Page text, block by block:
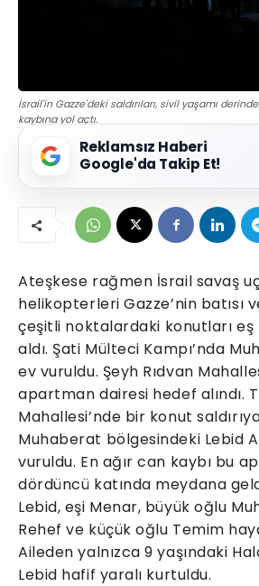
İsrail'in Gazze'deki saldırıları, sivil yaşamı
kaybına yol açtı.
Reklamsız Haberi
Google'da Takip Et!
Ateşkese rağmen İsrail savaş
helikopterleri Gazze’nin batısı
çeşitli noktalardaki konutları eş
aldı. Şati Mülteci Kampı’nda
ev vuruldu. Şeyh Rıdvan
apartman dairesi hedef alındı.
Mahallesi’nde bir konut
Muhaberat bölgesindeki Lebid
vuruldu. En ağır can kaybı bu
dördüncü katında meydana
Lebid, eşi Menar, büyük oğlu
Rehef ve küçük oğlu Temim
Aileden yalnızca 9 yaşındaki
Lebid hafif yaralı kurtuldu.